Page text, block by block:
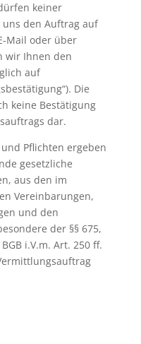
z.B. ein Hotel, ein
oder ein
die durch uns als
vermittelt
und bei der ein
mit dem
zustande kommt.
keiner
uns den Auftrag auf
Mail oder über
wir Ihnen den
auf
Die
keine Bestätigung
dar.
Pflichten ergeben
gesetzliche
aus den im
Vereinbarungen,
und den
der §§ 675,
i.V.m. Art. 250 ff.